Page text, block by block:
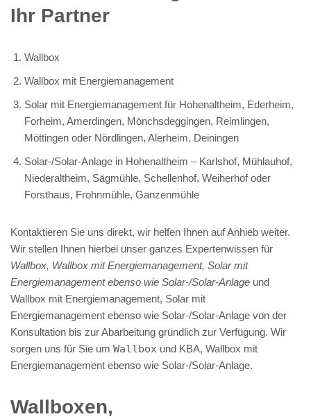
Ihr Partner
Wallbox
Wallbox mit Energiemanagement
Solar mit Energiemanagement für Hohenaltheim, Ederheim,
Forheim, Amerdingen, Mönchsdeggingen, Reimlingen,
Möttingen oder Nördlingen, Alerheim, Deiningen
Solar-/Solar-Anlage in Hohenaltheim – Karlshof, Mühlauhof,
Niederaltheim, Sägmühle, Schellenhof, Weiherhof oder
Forsthaus, Frohnmühle, Ganzenmühle
Kontaktieren Sie uns direkt, wir helfen Ihnen auf Anhieb weiter.
Wir stellen Ihnen hierbei unser ganzes Expertenwissen für
Wallbox, Wallbox mit Energiemanagement, Solar mit
Energiemanagement ebenso wie Solar-/Solar-Anlage und
Wallbox mit Energiemanagement, Solar mit
Energiemanagement ebenso wie Solar-/Solar-Anlage von der
Konsultation bis zur Abarbeitung gründlich zur Verfügung. Wir
sorgen uns für Sie um Wallbox und KBA, Wallbox mit
Energiemanagement ebenso wie Solar-/Solar-Anlage.
Wallboxen,